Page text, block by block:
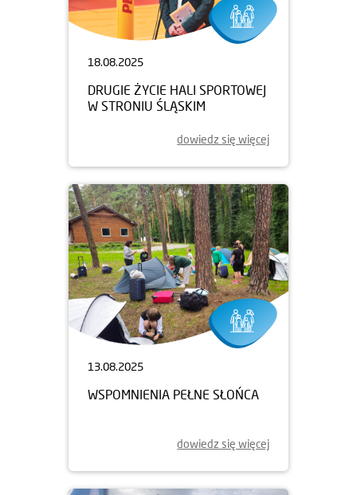
18.08.2025
DRUGIE ŻYCIE HALI SPORTOWEJ
W STRONIU ŚLĄSKIM
dowiedz się więcej
13.08.2025
WSPOMNIENIA PEŁNE SŁOŃCA
dowiedz się więcej